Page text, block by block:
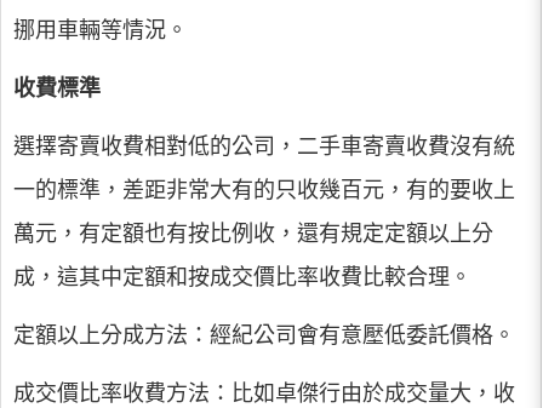
挪用車輛等情況。
收費標準
選擇寄賣收費相對低的公司，二手車寄賣收費沒有統
一的標準，差距非常大有的只收幾百元，有的要收上
萬元，有定額也有按比例收，還有規定定額以上分
成，這其中定額和按成交價比率收費比較合理。
定額以上分成方法：經紀公司會有意壓低委託價格。
成交價比率收費方法：比如卓傑行由於成交量大，收